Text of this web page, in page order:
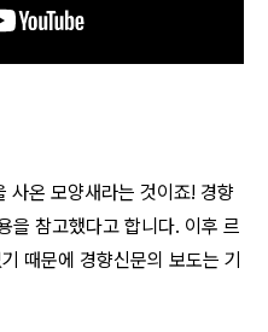
사온 모양새라는 것이죠! 경향
을 참고했다고 합니다. 이후 르
때문에 경향신문의 보도는 기